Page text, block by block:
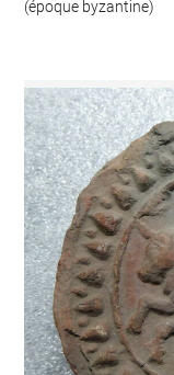
(époque byzantine)